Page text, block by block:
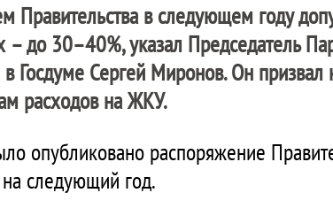
Правительства в следующем году
– до 30–40%, указал Председатель
Госдуме Сергей Миронов. Он
расходов на ЖКУ.
опубликовано распоряжение
следующий год.